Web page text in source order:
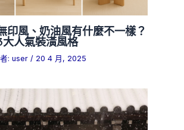
印風、奶油風有什麼不一樣？
人氣裝潢風格
:user / 20 4 月, 2025